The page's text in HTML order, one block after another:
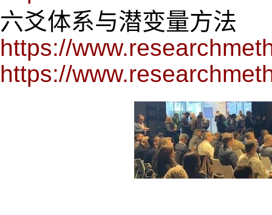
六爻体系与潜变量方法
https://
https://